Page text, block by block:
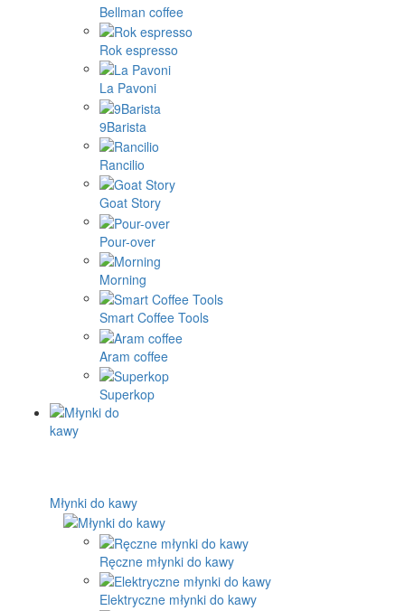
Bellman coffee
Rok espresso
La Pavoni
9Barista
Rancilio
Goat Story
Pour-over
Morning
Smart Coffee Tools
Aram coffee
Superkop
Młynki do kawy
Ręczne młynki do kawy
Elektryczne młynki do kawy